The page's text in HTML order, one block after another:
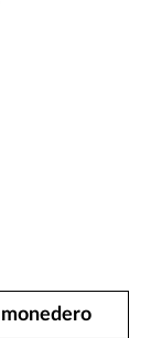
monedero